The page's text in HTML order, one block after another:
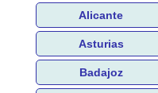
Alicante
Asturias
Badajoz